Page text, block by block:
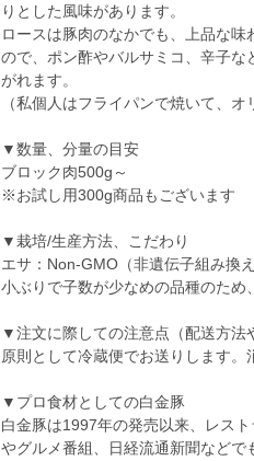
りとした風味があります。
ロースは豚肉のなかでも、上品な
ので、ポン酢やバルサミコ、辛子
がれます。
（私個人はフライパンで焼いて、
▼数量、分量の目安
ブロック肉500g～
※お試し用300g商品もございます
▼栽培/生産方法、こだわり
エサ：Non-GMO（非遺伝子組み換
小ぶりで子数が少なめの品種のため
▼注文に際しての注意点（配送方法
原則として冷蔵便でお送りします。
▼プロ食材としての白金豚
白金豚は1997年の発売以来、レス
やグルメ番組、日経流通新聞など